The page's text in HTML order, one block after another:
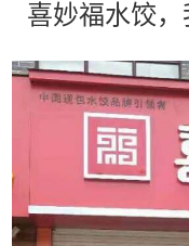
喜妙福水饺